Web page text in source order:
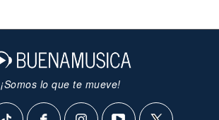
¡Somos lo que te mueve!